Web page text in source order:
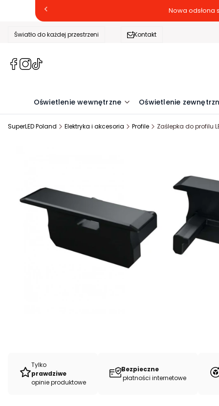
Nowa odsłona
Światło do każdej przestrzeni Kontakt
(Otwiera
(Otwiera
nowej
(Otwiera
nowej
Oświetlenie wewnętrzne Oświetlenie
SuperLED Poland Elektryka i akcesoria Profile Zaślepka do profilu
Tylko
prawdziwe
opinie produktowe
Bezpieczne
płatności internetowe